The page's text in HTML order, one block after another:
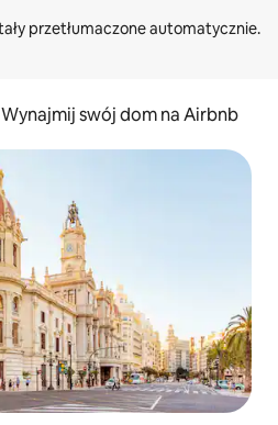
Wynajmij swój dom na Airbnb